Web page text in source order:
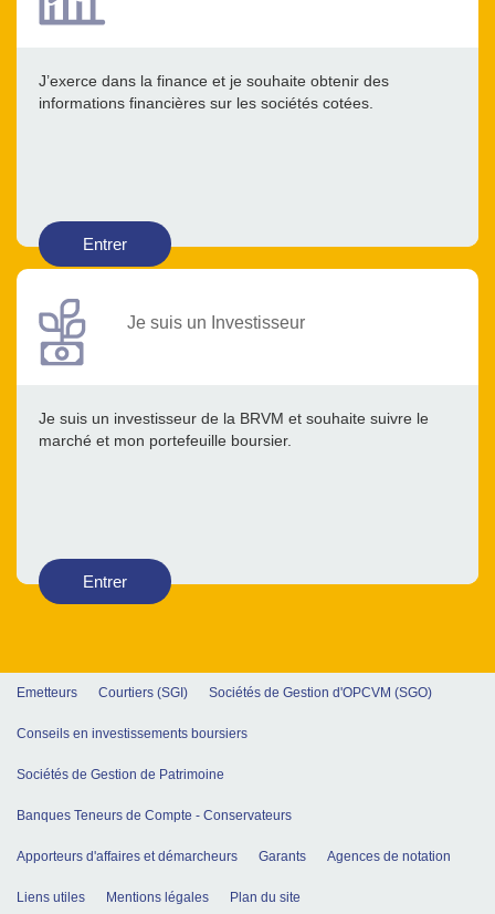
J’exerce dans la finance et je souhaite obtenir des
informations financières sur les sociétés cotées.
Entrer
Je suis un Investisseur
Je suis un investisseur de la BRVM et souhaite suivre le
marché et mon portefeuille boursier.
Entrer
Emetteurs Courtiers (SGI) Sociétés de Gestion d'OPCVM (SGO)
Conseils en investissements boursiers
Sociétés de Gestion de Patrimoine
Banques Teneurs de Compte - Conservateurs
Apporteurs d'affaires et démarcheurs Garants Agences de notation
Liens utiles Mentions légales Plan du site